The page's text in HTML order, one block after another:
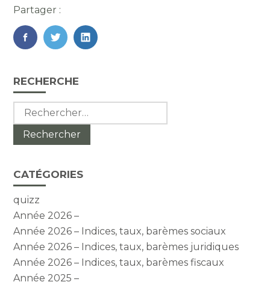
Partager :
FaceBook
TwitterLinkedIn
Blog
sidebar
RECHERCHE
Rechercher :
CATÉGORIES
quizz
Année 2026 –
Année 2026 – Indices, taux, barèmes sociaux
Année 2026 – Indices, taux, barèmes juridiques
Année 2026 – Indices, taux, barèmes fiscaux
Année 2025 –